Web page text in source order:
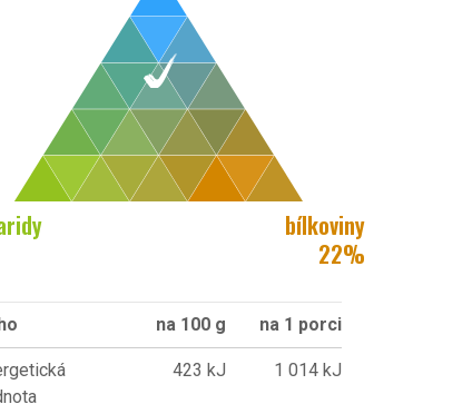
bílkoviny
22%
na 100 g na 1 porci
423 kJ 1 014 kJ